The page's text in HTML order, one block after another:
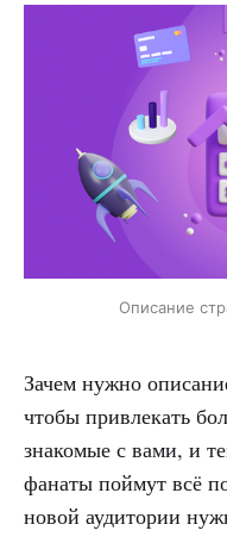
Описание
Зачем нужно
чтобы привлекать
знакомые с вами, и
фанаты поймут всё
новой аудитории